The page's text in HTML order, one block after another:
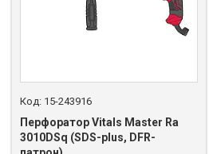
15-243916
Перфоратор Vitals Master Ra
3010DSq (SDS-plus, DFR-